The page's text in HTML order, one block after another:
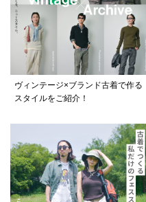
ヴィンテージ×ブランド古着で作る
スタイルをご紹介！